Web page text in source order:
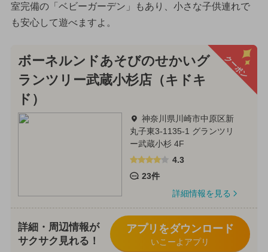
室完備の「ベビーガーデン」もあり、小さな子供連れで
も安心して遊べますよ。
クーポン
ボーネルンドあそびのせかいグ
ランツリー武蔵小杉店（キドキ
ド）
神奈川県川崎市中原区新
丸子東3-1135-1 グランツリ
ー武蔵小杉 4F
4.3
23件
詳細情報を見る
詳細・周辺情報が
サクサク見れる！
アプリをダウンロード
いこーよアプリ